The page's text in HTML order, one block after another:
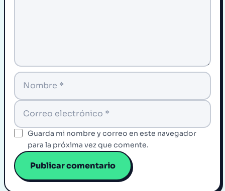
Guarda mi nombre y correo en este navegador
para la próxima vez que comente.